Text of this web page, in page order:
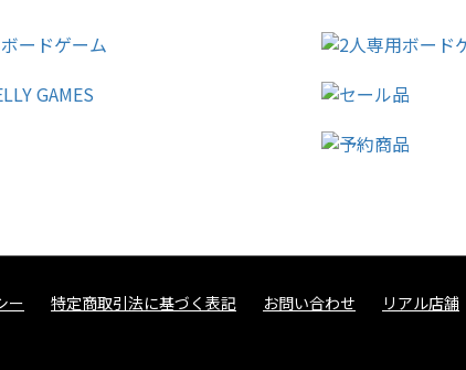
ー 特定商取引法に基づく表記 お問い合わせ リアル店舗